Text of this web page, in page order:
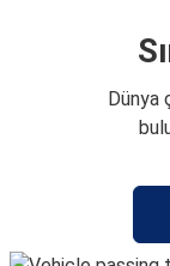
Dünya